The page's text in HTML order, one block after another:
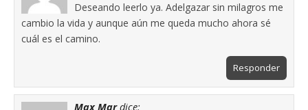
Deseando leerlo ya. Adelgazar sin milagros me
cambio la vida y aunque aún me queda mucho ahora sé
cuál es el camino.
Responder
Max Mar dice: